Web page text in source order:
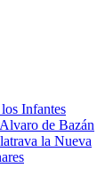
Infantes
de Bazán
la Nueva